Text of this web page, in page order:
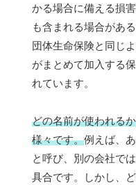
かる場合に備える損
も含まれる場合があ
団体生命保険と同じ
がまとめて加入する
れています。
どの名前が使われる
様々です。例えば、
と呼び、別の会社で
具合です。しかし、